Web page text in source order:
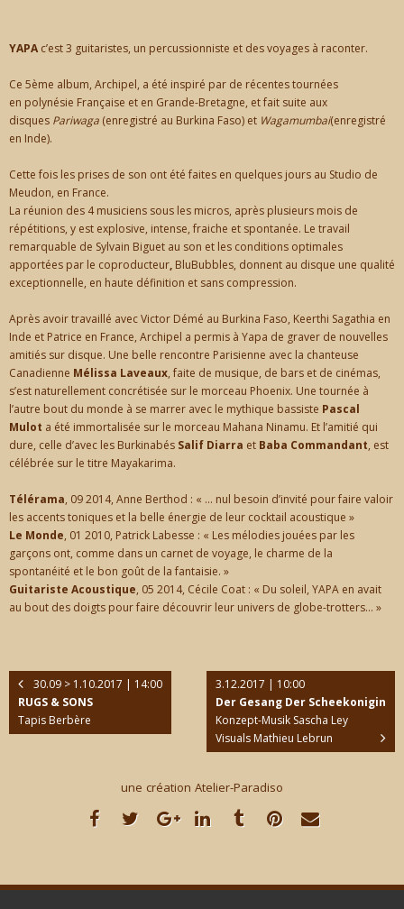
YAPA c’est 3 guitaristes, un percussionniste et des voyages à raconter.
Ce 5ème album, Archipel, a été inspiré par de récentes tournées
en polynésie Française et en Grande-Bretagne, et fait suite aux
disques Pariwaga (enregistré au Burkina Faso) et Wagamumbai(enregistré
en Inde).
Cette fois les prises de son ont été faites en quelques jours au Studio de
Meudon, en France.
La réunion des 4 musiciens sous les micros, après plusieurs mois de
répétitions, y est explosive, intense, fraiche et spontanée. Le travail
remarquable de Sylvain Biguet au son et les conditions optimales
apportées par le coproducteur, BluBubbles, donnent au disque une qualité
exceptionnelle, en haute définition et sans compression.
Après avoir travaillé avec Victor Démé au Burkina Faso, Keerthi Sagathia en
Inde et Patrice en France, Archipel a permis à Yapa de graver de nouvelles
amitiés sur disque. Une belle rencontre Parisienne avec la chanteuse
Canadienne Mélissa Laveaux, faite de musique, de bars et de cinémas,
s’est naturellement concrétisée sur le morceau Phoenix. Une tournée à
l’autre bout du monde à se marrer avec le mythique bassiste Pascal
Mulot a été immortalisée sur le morceau Mahana Ninamu. Et l’amitié qui
dure, celle d’avec les Burkinabés Salif Diarra et Baba Commandant, est
célébrée sur le titre Mayakarima.
Télérama, 09 2014, Anne Berthod : « … nul besoin d’invité pour faire valoir
les accents toniques et la belle énergie de leur cocktail acoustique »
Le Monde, 01 2010, Patrick Labesse : « Les mélodies jouées par les
garçons ont, comme dans un carnet de voyage, le charme de la
spontanéité et le bon goût de la fantaisie. »
Guitariste Acoustique, 05 2014, Cécile Coat : « Du soleil, YAPA en avait
au bout des doigts pour faire découvrir leur univers de globe-trotters… »
30.09 > 1.10.2017 | 14:00
RUGS & SONS
Tapis Berbère
3.12.2017 | 10:00
Der Gesang Der Scheekonigin
Konzept-Musik Sascha Ley
Visuals Mathieu Lebrun
une création Atelier-Paradiso